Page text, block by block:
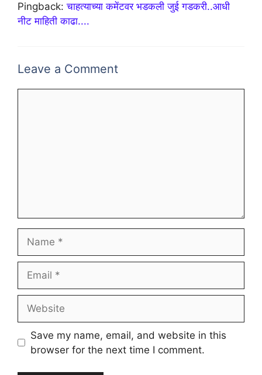
Pingback:चाहत्याच्या कमेंटवर भडकली जुई गडकरी..आधी
नीट माहिती काढा....
Leave a Comment
Save my name, email, and website in this
browser for the next time I comment.